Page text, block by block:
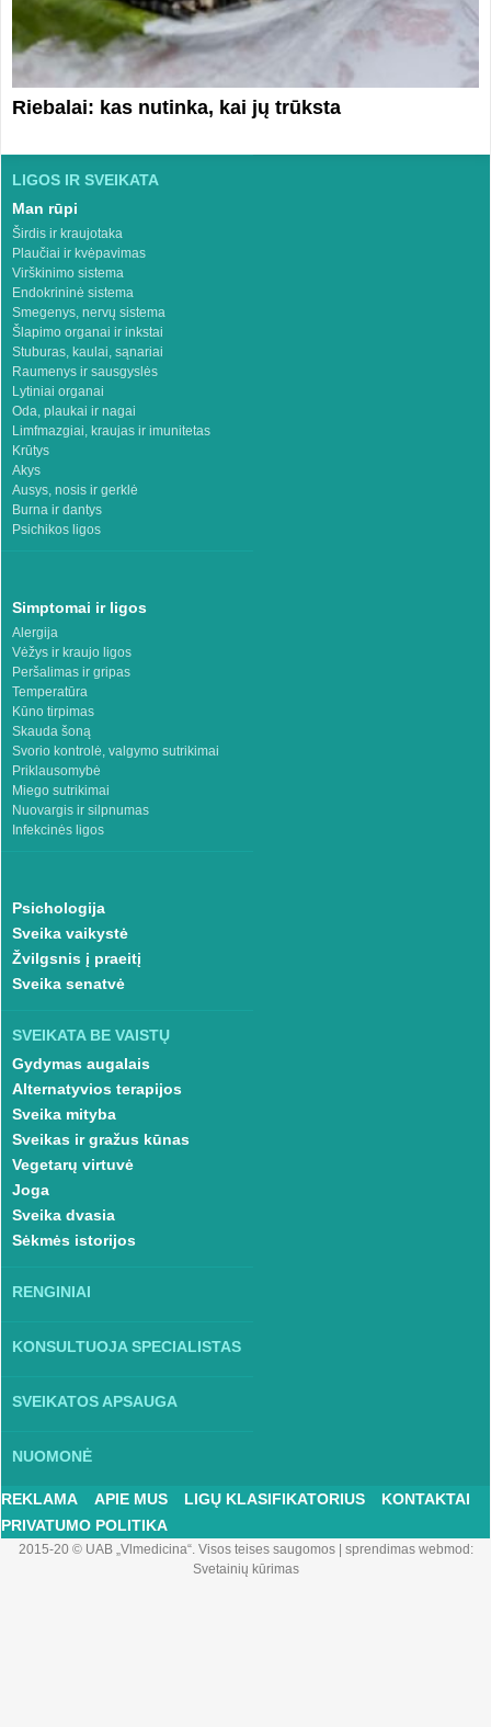
Riebalai: kas nutinka, kai jų trūksta
LIGOS IR SVEIKATA
Man rūpi
Širdis ir kraujotaka
Plaučiai ir kvėpavimas
Virškinimo sistema
Endokrininė sistema
Smegenys, nervų sistema
Šlapimo organai ir inkstai
Stuburas, kaulai, sąnariai
Raumenys ir sausgyslės
Lytiniai organai
Oda, plaukai ir nagai
Limfmazgiai, kraujas ir imunitetas
Krūtys
Akys
Ausys, nosis ir gerklė
Burna ir dantys
Psichikos ligos
Simptomai ir ligos
Alergija
Vėžys ir kraujo ligos
Peršalimas ir gripas
Temperatūra
Kūno tirpimas
Skauda šoną
Svorio kontrolė, valgymo sutrikimai
Priklausomybė
Miego sutrikimai
Nuovargis ir silpnumas
Infekcinės ligos
Psichologija
Sveika vaikystė
Žvilgsnis į praeitį
Sveika senatvė
SVEIKATA BE VAISTŲ
Gydymas augalais
Alternatyvios terapijos
Sveika mityba
Sveikas ir gražus kūnas
Vegetarų virtuvė
Joga
Sveika dvasia
Sėkmės istorijos
RENGINIAI
KONSULTUOJA SPECIALISTAS
SVEIKATOS APSAUGA
NUOMONĖ
REKLAMA APIE MUS LIGŲ KLASIFIKATORIUS
KONTAKTAI
PRIVATUMO POLITIKA
2015-20 © UAB „Vlmedicina“. Visos teises saugomos| sprendimas webmod:
Svetainių kūrimas